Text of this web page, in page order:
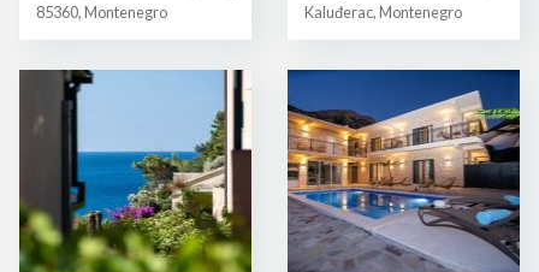
85360, Montenegro
Kaluđerac, Montenegro